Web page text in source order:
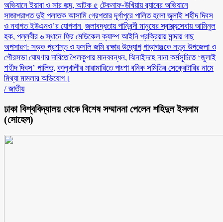
অভিযানে ইয়াবা ও সার জব্দ, আটক ৫ টেকনাফ-উখিয়ায় র‌্যাবের অভিযানে
সাজাপ্রাপ্ত দুই পলাতক আসামি গ্রেপ্তার ‎দূর্গাপুরে পালিত হলো জুলাই শহীদ দিবস
ও নবাগত ইউএনও’র যোগদান ‎ জলাবদ্ধতায় পানিবন্দী মানুষের স্বাস্থ্যসেবায় আমিনুল
হক, পল্লবীর ৬ স্থানে ফ্রি মেডিকেল ক্যাম্প আইনি প্রক্রিয়ায় মান্দায় গাছ
অপসারণ: সড়ক প্রশস্ত ও ফসলি জমি রক্ষার উদ্যোগ গাড়াগঞ্জকে নতুন উপজেলা ও
পৌরসভা ঘোষণার দাবিতে শৈলকূপায় মানববন্ধন, ঝিনাইদহে নানা কর্মসূচিতে ‘জুলাই
শহীদ দিবস’ পালিত, কালুখালীর মারামারিতে পাংশা বনিক সমিতির সেক্রেটারির নামে
মিথ্যা মামলার অভিযোগ।
/ জাতীয়
ঢাকা বিশ্ববিদ্যালয় থেকে বিশেষ সম্মাননা পেলেন শহিদুল ইসলাম
(সোহেল)